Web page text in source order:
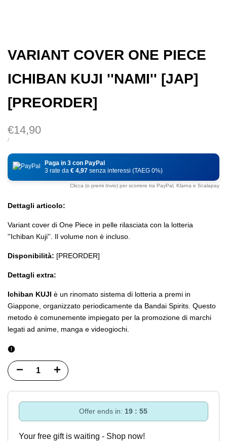
VARIANT COVER ONE PIECE
ICHIBAN KUJI ''NAMI'' [JAP]
[PREORDER]
Prezzo
di
vendita
€14,90
PREZZO
UNITÀ
/PER
Paga in 3 con PayPal
3 rate da € 4,97 senza interessi (TAEG 0%)
Clicca (o premi Invio) per scorrere tra PayPal, Klarna e Scalapay
Dettagli articolo:
Variant cover di One Piece in pelle rilasciata con la lotteria
''Ichiban Kuji''. Il volume non è incluso.
Disponibilità: [PREORDER]
Dettagli extra:
Ichiban KUJI è un rinomato sistema di lotteria a premi in
Giappone, organizzato periodicamente da Bandai Spirits. Questo
metodo è comunemente impiegato per la promozione di marchi
legati ad anime, manga e videogiochi.
Diminuisci
quantità
Incrementa
quantità
Offer ends in: 19 : 55
Your free gift is waiting - Shop now!